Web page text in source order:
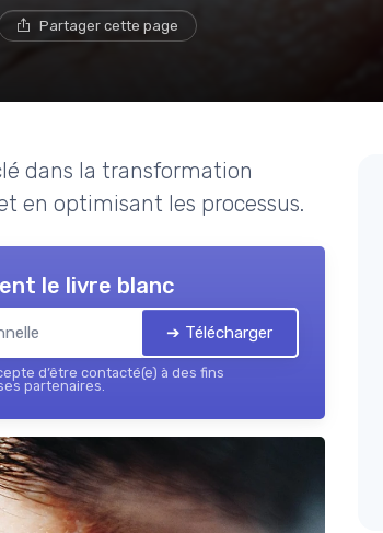
Partager cette page
dans la transformation
en optimisant les processus.
le livre blanc
➔ Télécharger
d’être contacté(e) à des fins
partenaires.